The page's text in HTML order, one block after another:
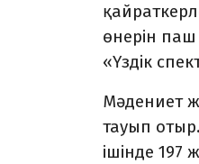
өнерін
«Үздік
Мәдениет
тауып
ішінде